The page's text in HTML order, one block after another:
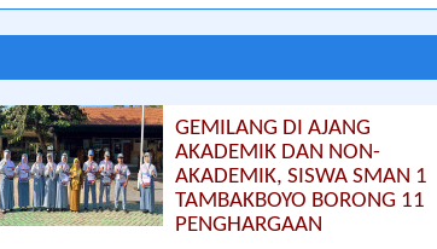
GEMILANG DI AJANG
AKADEMIK DAN NON-
AKADEMIK, SISWA SMAN 1
TAMBAKBOYO BORONG 11
PENGHARGAAN